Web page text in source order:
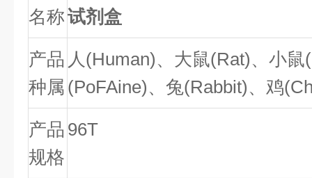
名称试剂盒
产品
种属
人(Human)、大鼠(Rat)、小鼠(
(PoFAine)、兔(Rabbit)、鸡(
产品
规格
96T